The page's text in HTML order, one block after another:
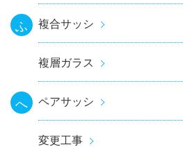
ふ 複合サッシ
複層ガラス
へ ペアサッシ
変更工事